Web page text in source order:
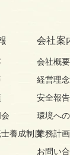
養成制度
会社案
会社概要
経営理念
安全報
環境へ
業務計
お問い